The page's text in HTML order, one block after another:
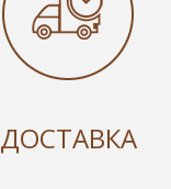
ДОСТАВКА